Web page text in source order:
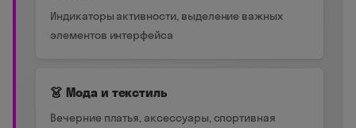
Индикаторы активности, выделение важных
элементов интерфейса
👗 Мода и текстиль
Вечерние платья, аксессуары, спортивная